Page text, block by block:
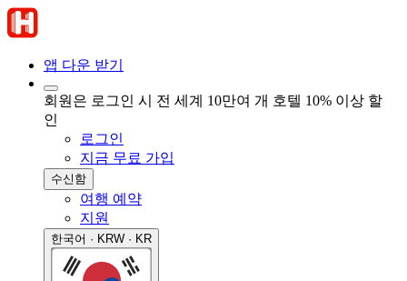
앱 다운 받기
회원은 로그인 시 전 세계 10만여 개 호텔 10% 이상 할
인
로그인
지금 무료 가입
수신함
여행 예약
지원
한국어 · KRW · KR